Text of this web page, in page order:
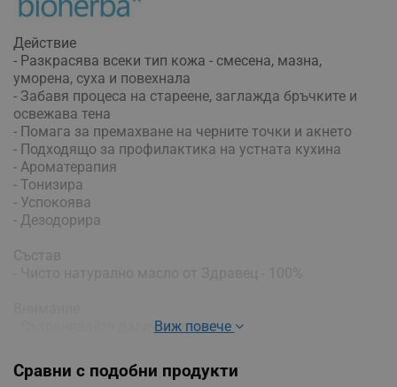
Действие
- Разкрасява всеки тип кожа - смесена, мазна,
уморена, суха и повехнала
- Забавя процеса на стареене, заглажда бръчките и
освежава тена
- Помага за премахване на черните точки и акнето
- Подходящо за профилактика на устната кухина
- Ароматерапия
- Тонизира
- Успокоява
- Дезодорира
Състав
- Съхранявайте далеч от деца
- Избягвайте контакт с очите
- При възникване на раздразнение, непоносимост или
Виж повече
Сравни с подобни продукти